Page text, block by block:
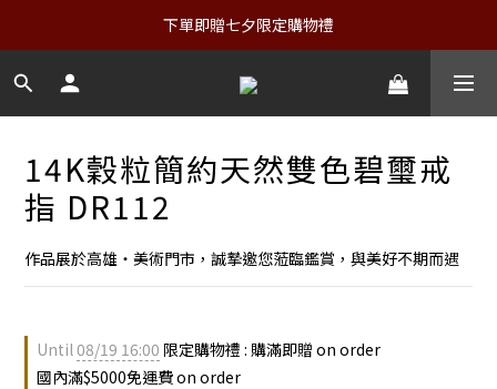
下單即贈七夕限定購物禮
14K穀粒簡約天然雙色碧璽戒
指 DR112
作品展於高雄・美術門市，誠摯邀您蒞臨鑑賞，與美好不期而遇
Until08/19 16:00 限定購物禮 : 購滿即贈 on order
國內滿$5000免運費 on order